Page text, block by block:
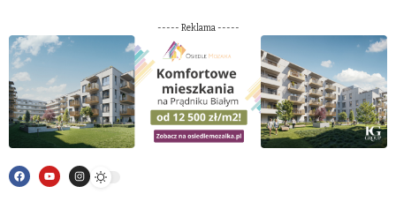
----- Reklama -----